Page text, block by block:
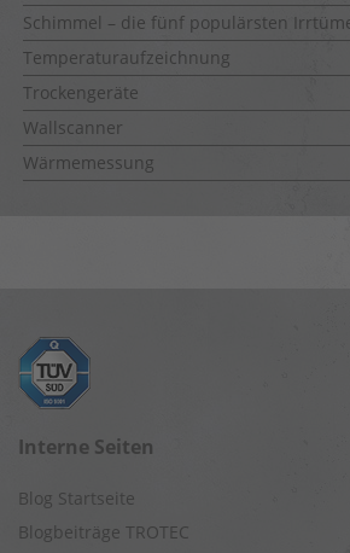
Schimmel – die fünf populärsten
Temperaturaufzeichnung
Trockengeräte
Wallscanner
Wärmemessung
Interne Seiten
Blog Startseite
Blogbeiträge TROTEC